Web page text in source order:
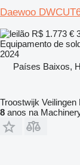
Daewoo
R$ 1.773 €
Equipamento de
2024
Países Baixos,
Troostwijk Veilingen
8 anos na